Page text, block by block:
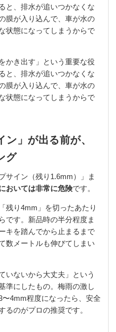
と、排水が追いつかなくな
膜が入り込んで、車が水の
状態になってしまうからで
かき出す」という重要な役
と、排水が追いつかなくな
膜が入り込んで、車が水の
状態になってしまうからで
」が出る前が、
グ
サイン（残り1.6mm）」ま
おいては非常に危険です。
残り4mm」を切ったあたり
です。新品時の半分程度ま
キを踏んでから止まるまで
数メートルも伸びてしまい
いないから大丈夫」という
準にしたもの。梅雨の激し
4mm程度になったら、安全
るのがプロの推奨です。